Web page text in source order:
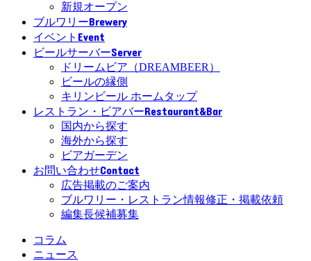
新規オープン
ブルワリーBrewery
イベント Event
ビールサーバーServer
ドリームビア（DREAMBEER）
ビールの縁側
キリンビール ホームタップ
レストラン・ビアバーRestaurant&Bar
国内から探す
海外から探す
ビアガーデン
お問い合わせContact
広告掲載のご案内
ブルワリー・レストラン情報修正・掲載依頼
編集長候補募集
コラム
ニュース